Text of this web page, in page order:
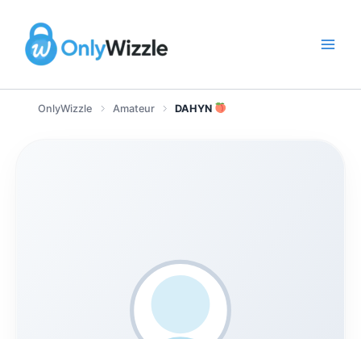
springen
OnlyWizzle Amateur DAHYN